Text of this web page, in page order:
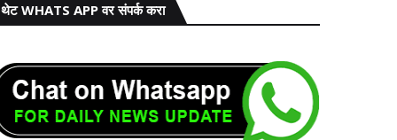
थेट WHATS APP वर संपर्क करा